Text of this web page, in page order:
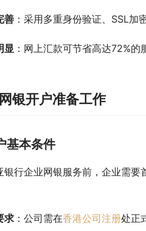
善 ：采用多重身份验证、SSL加
显 ：网上汇款可节省高达72%的
银开户准备工作
基本条件
银行企业网银服务前，企业需
求 ：公司需在香港公司注册处正